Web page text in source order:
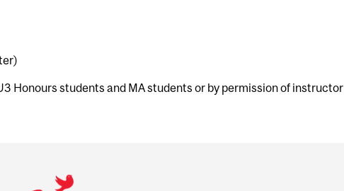
Honours students and MA students or by permission of instructor